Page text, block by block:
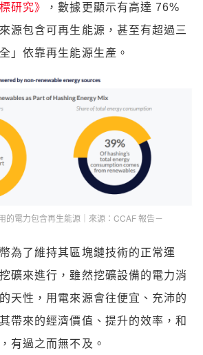
研究》
，數據更顯示有高達 76%
源包含可再生能源，甚至有超過三
」依靠再生能源生產。
的電力包含再生能源｜來源：CCAF 報告－
為了維持其區塊鏈技術的正常運
礦來進行，雖然挖礦設備的電力消
天性，用電來源會往便宜、充沛的
帶來的經濟價值、提升的效率，和
有過之而無不及。